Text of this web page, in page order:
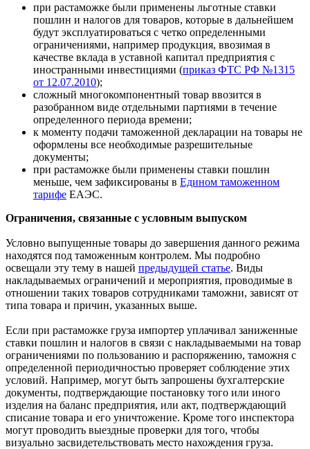
при растаможке были применены льготные ставки
пошлин и налогов для товаров, которые в дальнейшем
будут эксплуатироваться с четко определенными
ограничениями, например продукция, ввозимая в
качестве вклада в уставной капитал предприятия с
иностранными инвестициями (приказ ФТС РФ №1315
от 12.07.2010);
сложный многокомпонентный товар ввозится в
разобранном виде отдельными партиями в течение
определенного периода времени;
к моменту подачи таможенной декларации на товары не
оформлены все необходимые разрешительные
документы;
при растаможке были применены ставки пошлин
меньше, чем зафиксированы в Едином таможенном
тарифе ЕАЭС.
Ограничения, связанные с условным выпуском
Условно выпущенные товары до завершения данного режима
находятся под таможенным контролем. Мы подробно
освещали эту тему в нашей предыдущей статье. Виды
накладываемых ограничений и мероприятия, проводимые в
отношении таких товаров сотрудниками таможни, зависят от
типа товара и причин, указанных выше.
Если при растаможке груза импортер уплачивал заниженные
ставки пошлин и налогов в связи с накладываемыми на товар
ограничениями по пользованию и распоряжению, таможня с
определенной периодичностью проверяет соблюдение этих
условий. Например, могут быть запрошены бухгалтерские
документы, подтверждающие постановку того или иного
изделия на баланс предприятия, или акт, подтверждающий
списание товара и его уничтожение. Кроме того инспектора
могут проводить выездные проверки для того, чтобы
визуально засвидетельствовать место нахождения груза.